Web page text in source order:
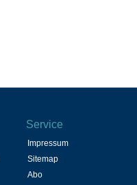
Service
Impressum
Sitemap
Abo